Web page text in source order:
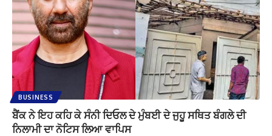
BUSINESS
ਬੈਂਕ ਨੇ ਇਹ ਕਹਿ ਕੇ ਸੰਨੀ ਦਿਓਲ ਦੇ ਮੁੰਬਈ ਦੇ ਜੁਹੂ ਸਥਿਤ ਬੰਗਲੇ ਦੀ
ਨਿਲਾਮੀ ਦਾ ਨੋਟਿਸ ਲਿਆ ਵਾਪਿਸ